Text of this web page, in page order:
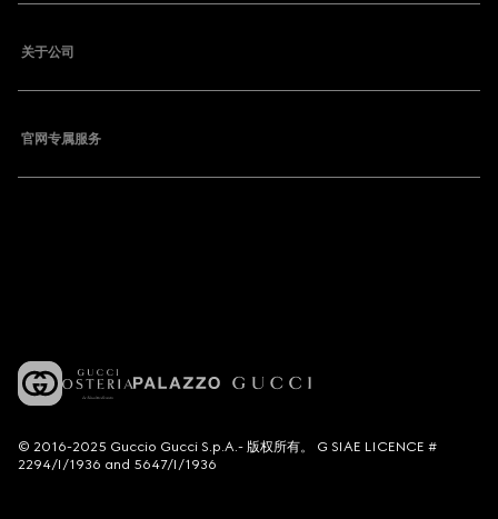
关于公司
官网专属服务
© 2016-2025 Guccio Gucci S.p.A.- 版权所有。 G SIAE LICENCE #
2294/I/1936 and 5647/I/1936